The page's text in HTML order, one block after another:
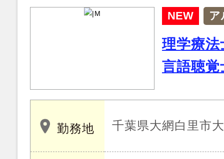
NEW ア
理学療
言語聴覚
勤務地 千葉県大網白里市